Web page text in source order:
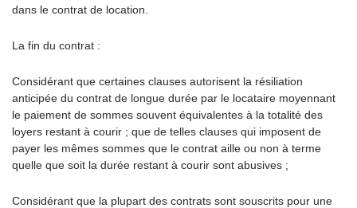
dans le contrat de location.
La fin du contrat :
Considérant que certaines clauses autorisent la résiliation
anticipée du contrat de longue durée par le locataire moyennant
le paiement de sommes souvent équivalentes à la totalité des
loyers restant à courir ; que de telles clauses qui imposent de
payer les mêmes sommes que le contrat aille ou non à terme
quelle que soit la durée restant à courir sont abusives ;
Considérant que la plupart des contrats sont souscrits pour une